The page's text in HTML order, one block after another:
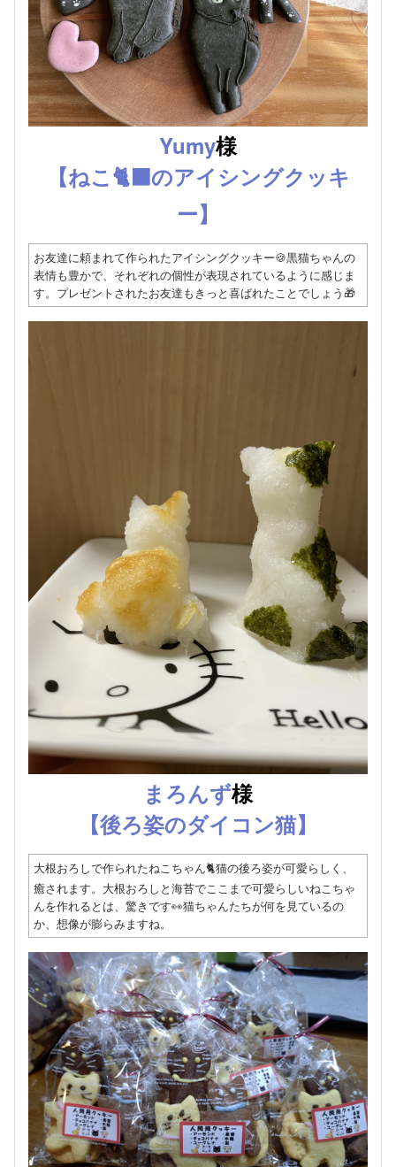
Yumy様
【ねこ🐈‍⬛のアイシングクッキ
ー】
お友達に頼まれて作られたアイシングクッキー🍪黒猫ちゃんの
表情も豊かで、それぞれの個性が表現されているように感じま
す。プレゼントされたお友達もきっと喜ばれたことでしょう🎁
まろんず様
【後ろ姿のダイコン猫】
大根おろしで作られたねこちゃん🐈猫の後ろ姿が可愛らしく、
癒されます。大根おろしと海苔でここまで可愛らしいねこちゃ
んを作れるとは、驚きです👀猫ちゃんたちが何を見ているの
か、想像が膨らみますね。